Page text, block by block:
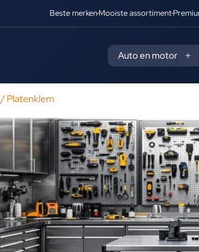
Beste merkenMooiste assortiment
Auto en motor
/ Platenklem